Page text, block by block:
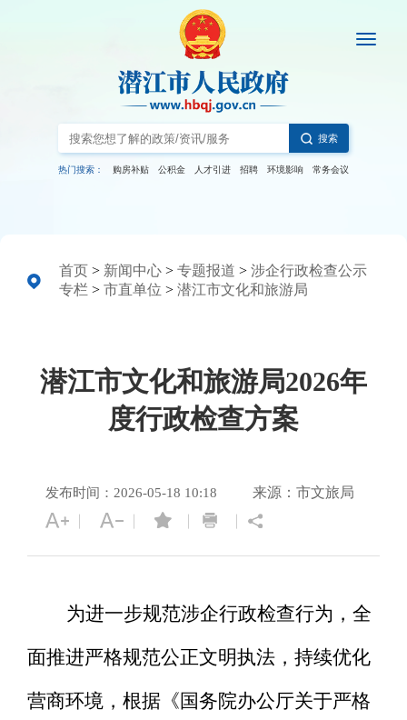
搜索
热门搜索： 购房补贴 公积金 人才引进 招聘 环境影响 常务会议
首页 > 新闻中心 > 专题报道 > 涉企行政检查公示
专栏 > 市直单位 > 潜江市文化和旅游局
潜江市文化和旅游局2026年
度行政检查方案
发布时间：2026-05-18 10:18 来源：市文旅局
为进一步规范涉企行政检查行为，全
面推进严格规范公正文明执法，持续优化
营商环境，根据《国务院办公厅关于严格